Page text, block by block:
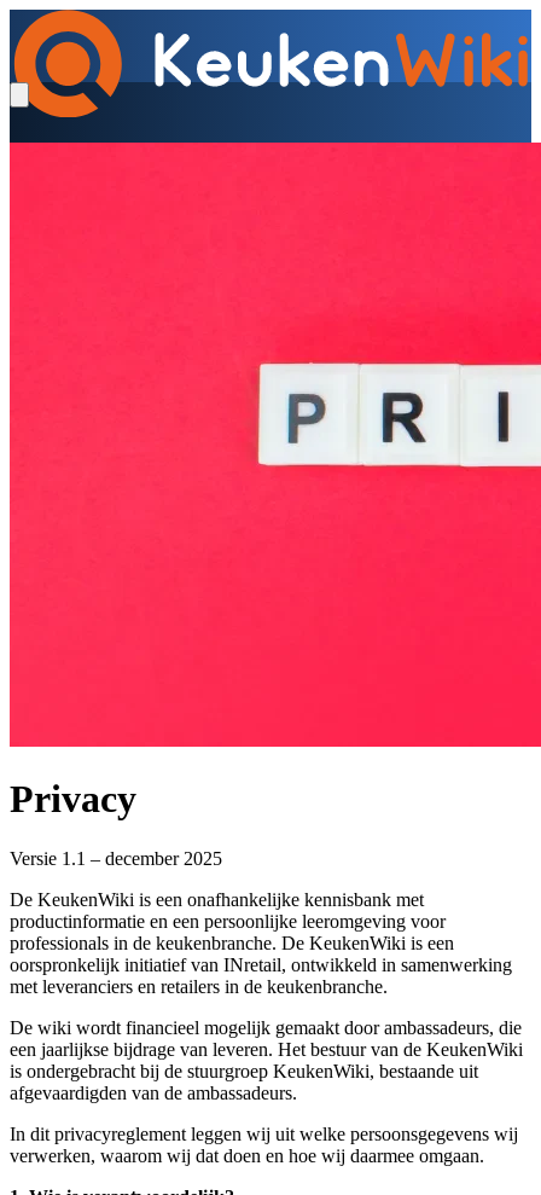
Privacy
Versie 1.1 – december 2025
De KeukenWiki is een onafhankelijke kennisbank met
productinformatie en een persoonlijke leeromgeving voor
professionals in de keukenbranche. De KeukenWiki is een
oorspronkelijk initiatief van INretail, ontwikkeld in samenwerking
met leveranciers en retailers in de keukenbranche.
De wiki wordt financieel mogelijk gemaakt door ambassadeurs, die
een jaarlijkse bijdrage van leveren. Het bestuur van de KeukenWiki
is ondergebracht bij de stuurgroep KeukenWiki, bestaande uit
afgevaardigden van de ambassadeurs.
In dit privacyreglement leggen wij uit welke persoonsgegevens wij
verwerken, waarom wij dat doen en hoe wij daarmee omgaan.